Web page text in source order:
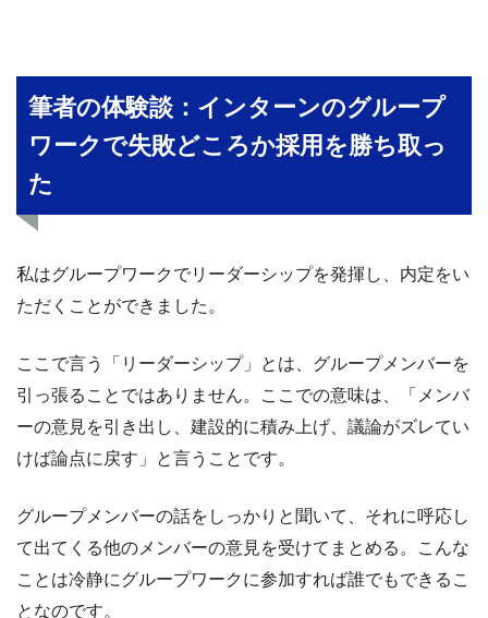
筆者の体験談：インターンのグループ
ワークで失敗どころか採用を勝ち取っ
た
私はグループワークでリーダーシップを発揮し、内定をい
ただくことができました。
ここで言う「リーダーシップ」とは、グループメンバーを
引っ張ることではありません。ここでの意味は、「メンバ
ーの意見を引き出し、建設的に積み上げ、議論がズレてい
けば論点に戻す」と言うことです。
グループメンバーの話をしっかりと聞いて、それに呼応し
て出てくる他のメンバーの意見を受けてまとめる。こんな
ことは冷静にグループワークに参加すれば誰でもできるこ
となのです。